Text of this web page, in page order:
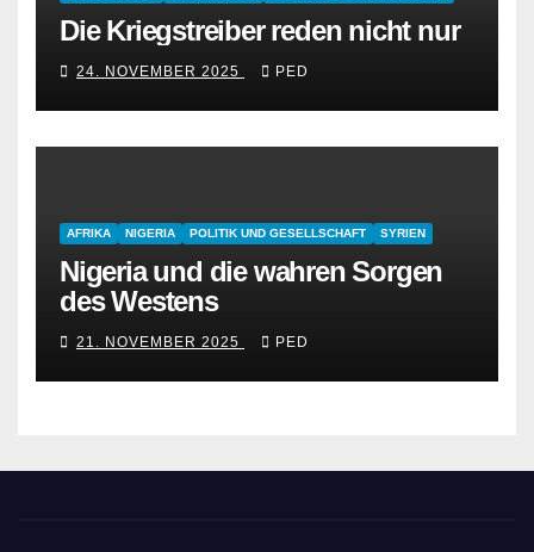
Die Kriegstreiber reden nicht nur
24. NOVEMBER 2025 PED
AFRIKA NIGERIA POLITIK UND GESELLSCHAFT SYRIEN
Nigeria und die wahren Sorgen
des Westens
21. NOVEMBER 2025 PED